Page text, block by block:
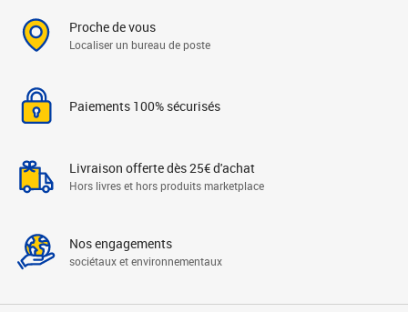
Proche de vous
Localiser un bureau de poste
Paiements 100% sécurisés
Livraison offerte dès 25€ d'achat
Hors livres et hors produits marketplace
Nos engagements
sociétaux et environnementaux